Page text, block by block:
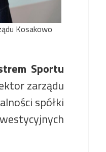
Kosakowo
Sportu
zarządu
spółki